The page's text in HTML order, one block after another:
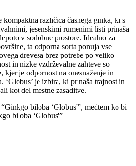
kompaktna različica časnega ginka, ki s
jesenskimi rumenimi listi prinaša
v sodobne prostore. Idealno za
ta odporna sorta ponuja vse
drevesa brez potrebe po veliko
in nizke vzdrževalne zahteve so
kjer je odpornost na onesnaženje in
‘Globus’ je izbira, ki prinaša trajnost in
kot del mestne zasaditve.
biloba ‘Globus'”, medtem ko bi
biloba ‘Globus'”